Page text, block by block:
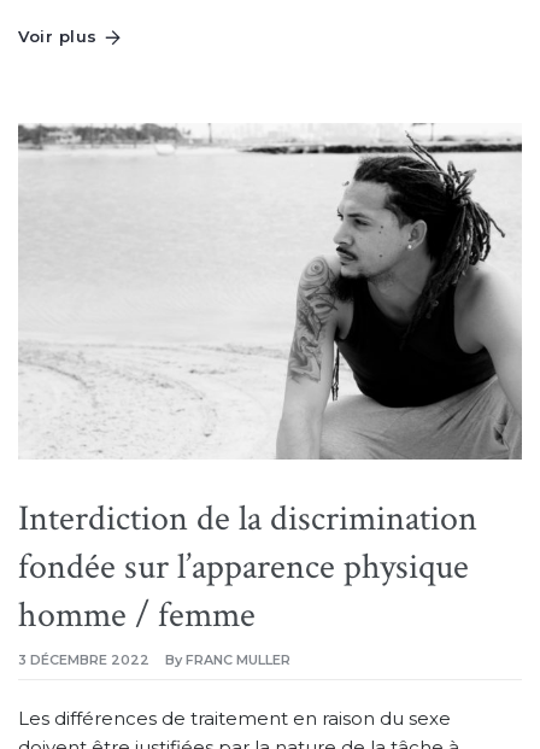
Voir plus
Interdiction de la discrimination
fondée sur l’apparence physique
homme / femme
3 DÉCEMBRE 2022 By FRANC MULLER
Les différences de traitement en raison du sexe